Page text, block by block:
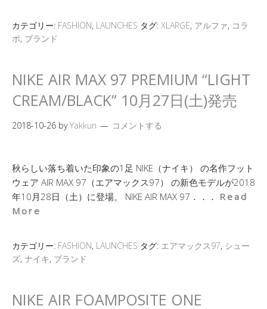
カテゴリー: FASHION, LAUNCHES タグ: XLARGE, アルファ, コラ
ボ, ブランド
NIKE AIR MAX 97 PREMIUM “LIGHT
CREAM/BLACK” 10月27日(土)発売
2018-10-26 byYakkun コメントする
秋らしい落ち着いた印象の1足 NIKE（ナイキ） の名作フット
ウェア AIR MAX 97（エアマックス97） の新色モデルが2018
年10月28日（土）に登場。 NIKE AIR MAX 97．．． Read
More
カテゴリー: FASHION, LAUNCHES タグ: エアマックス97, シュー
ズ, ナイキ, ブランド
NIKE AIR FOAMPOSITE ONE